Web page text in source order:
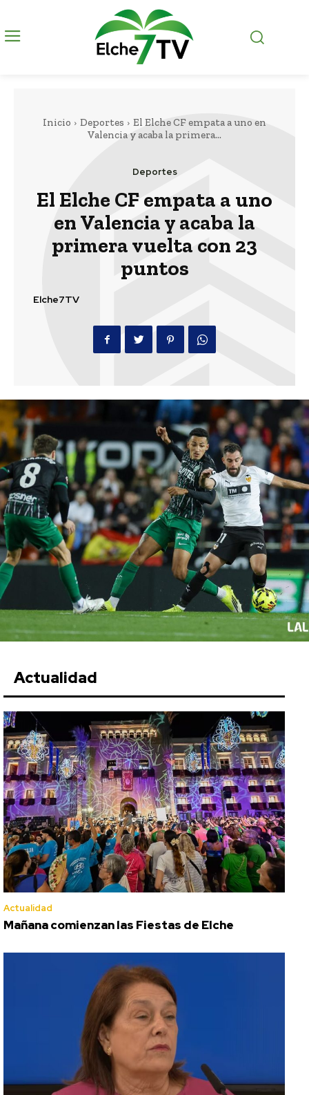
Inicio Deportes
El Elche CF empata a uno en
Valencia y acaba la primera...
Deportes
El Elche CF empata a uno
en Valencia y acaba la
primera vuelta con 23
puntos
Elche7TV
Actualidad
Actualidad
Mañana comienzan las Fiestas de Elche